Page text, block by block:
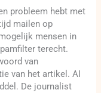
probleem hebt met
mailen op
mensen in
terecht.
van
van het artikel. AI
De journalist